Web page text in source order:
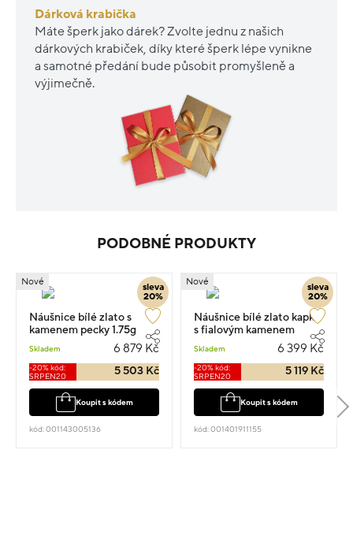
Dárková krabička
Máte šperk jako dárek? Zvolte jednu z našich
dárkových krabiček, díky které šperk lépe vynikne
a samotné předání bude působit promyšleně a
výjimečně.
PODOBNÉ PRODUKTY
sleva
20%
Nové
Náušnice bílé zlato s
kamenem pecky 1.75g
Skladem 6 879 Kč
-20% kód:
SRPEN20
5 503 Kč
Koupit s kódem
kód: 001143005136
sleva
20%
Nové
Náušnice bílé zlato kapka
s fialovým kamenem
Skladem 6 399 Kč
-20% kód:
SRPEN20
5 119 Kč
Koupit s kódem
kód: 001401911155